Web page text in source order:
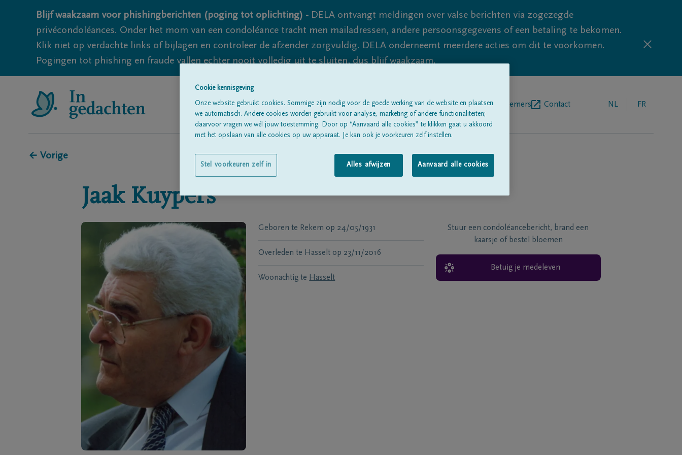
Blijf waakzaam voor phishingberichten (poging tot oplichting) - DELA ontvangt meldingen over valse berichten via zogezegde
privécondoléances. Onder het mom van een condoléance tracht men mailadressen, andere persoonsgegevens of een betaling te bekomen.
Klik niet op verdachte links of bijlagen en controleer de afzender zorgvuldig. DELA onderneemt meerdere acties om dit te voorkomen.
Pogingen tot phishing en fraude vallen echter nooit volledig uit te sluiten, dus blijf waakzaam.
Alle rouwberichtenOver onsBegrafenisondernemers Contact NL FR
← Vorige
Jaak Kuypers
Geboren te Rekem op 24/05/1931
Overleden te Hasselt op 23/11/2016
Woonachtig te Hasselt
Stuur een condoléancebericht, brand een
kaarsje of bestel bloemen
Betuig je medeleven
Cookie kennisgeving
Onze website gebruikt cookies. Sommige zijn nodig voor de goede werking van de website en plaatsen
we automatisch. Andere cookies worden gebruikt voor analyse, marketing of andere functionaliteiten;
daarvoor vragen we wél jouw toestemming. Door op “Aanvaard alle cookies” te klikken gaat u akkoord
met het opslaan van alle cookies op uw apparaat. Je kan ook je voorkeuren zelf instellen.
Alles afwijzen Aanvaard alle cookies
Stel voorkeuren zelf in